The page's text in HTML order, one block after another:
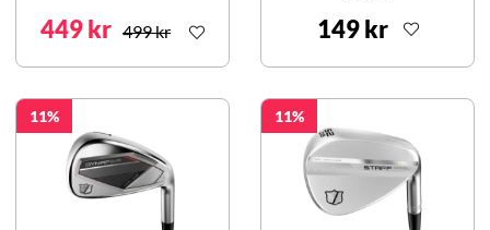
449 kr 499 kr 149 kr
11 11